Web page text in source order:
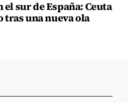
sur de España: Ceuta
tras una nueva ola